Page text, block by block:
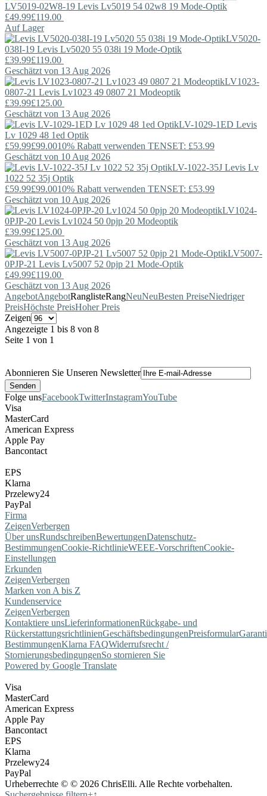
LV5019-02W8-19 Levis Lv5019 54 02w8 19 Mode-Optik
£49.99£119.00
Auf Lager
LV5020-
038I-19 Levis Lv5020 55 038i 19 Mode-Optik
£39.99£119.00
Geschätzt von 13 Aug 2026
LV1023-
0807-21 Levis Lv1023 49 0807 21 Modeoptik
£39.99£125.00
Geschätzt von 13 Aug 2026
LV-1029-1ED Levis
Lv 1029 48 1ed Optik
£59.99£99.0010% Rabatt verwenden TENSET: £53.99
Geschätzt von 10 Aug 2026
LV-1022-35J Levis Lv
1022 52 35j Optik
£59.99£99.0010% Rabatt verwenden TENSET: £53.99
Geschätzt von 10 Aug 2026
LV1024-
0PJP-20 Levis Lv1024 50 0pjp 20 Modeoptik
£39.99£125.00
Geschätzt von 13 Aug 2026
LV5007-
0PJP-21 Levis Lv5007 52 0pjp 21 Mode-Optik
£49.99£119.00
Geschätzt von 13 Aug 2026
AngebotAngebotRanglisteRangNeuNeuBesten PreiseNiedriger
PreisHöchste PreisHoher Preis
Zeigen
Angezeigte 1 bis 8 von 8
Seite 1 von 1
Abonnieren Sie Unseren Newsletter
Folge unsFacebookTwitterInstagramYouTube
Visa
MasterCard
American Express
Apple Pay
Bancontact
EPS
Klarna
Przelewy24
PayPal
Firma
ZeigenVerbergen
Über unsRundschreibenBewertungenDatenschutz-
BestimmungenCookie-RichtlinieWEEE-VorschriftenCookie-
Einstellungen
Erkunden
ZeigenVerbergen
Marken von A bis Z
Kundenservice
ZeigenVerbergen
Kontaktiere unsLieferinformationenRückgabe- und
RückerstattungsrichtlinienGeschäftsbedingungenPreisformular
BestimmungenKlarna FAQWiderrufsrecht /
StornierungsbedingungenSo stornieren Sie
Powered by Google Translate
Visa
MasterCard
American Express
Apple Pay
Bancontact
EPS
Klarna
Przelewy24
PayPal
Urheberrechte © © 2026 ChrisElli. Alle Rechte vorbehalten.